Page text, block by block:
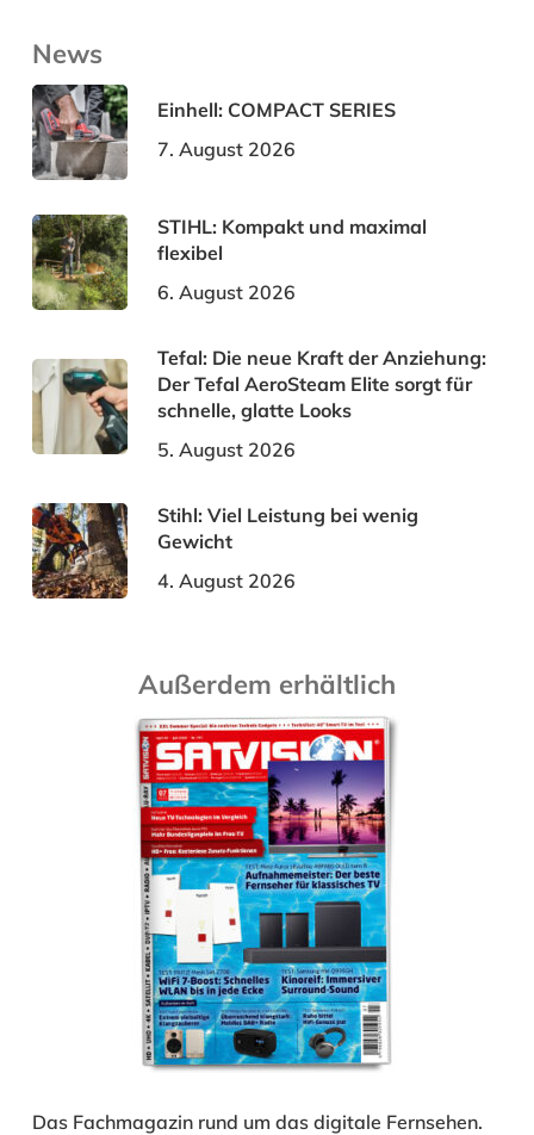
News
Einhell: COMPACT SERIES
7. August 2026
STIHL: Kompakt und maximal
flexibel
6. August 2026
Tefal: Die neue Kraft der Anziehung:
Der Tefal AeroSteam Elite sorgt für
schnelle, glatte Looks
5. August 2026
Stihl: Viel Leistung bei wenig
Gewicht
4. August 2026
Außerdem erhältlich
Das Fachmagazin rund um das digitale Fernsehen.